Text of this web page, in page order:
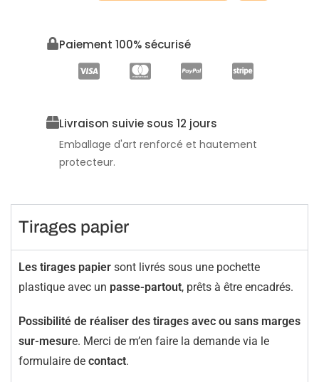
Paiement 100% sécurisé
Livraison suivie sous 12 jours
Emballage d'art renforcé et hautement
protecteur.
Tirages papier
Les tirages papier sont livrés sous une pochette
plastique avec un passe-partout, prêts à être encadrés.
Possibilité de réaliser des tirages avec ou sans marges
sur-mesure. Merci de m’en faire la demande via le
formulaire de contact.